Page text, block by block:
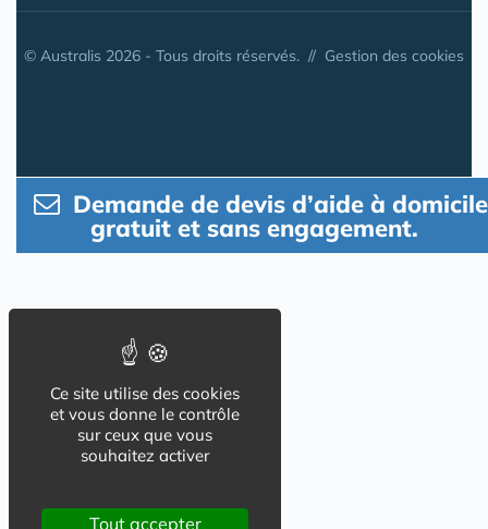
© Australis 2026 - Tous droits réservés. // Gestion des cookies
Demande de devis d’aide à domicile
gratuit et sans engagement.
Ce site utilise des cookies
et vous donne le contrôle
sur ceux que vous
souhaitez activer
Tout accepter